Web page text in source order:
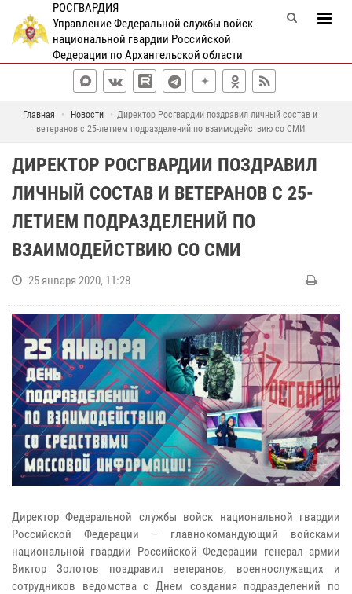
РОСГВАРДИЯ
Управление Федеральной службы войск
национальной гвардии Российской
Федерации по Архангельской области
Главная Новости
Директор Росгвардии поздравил личный состав и
ветеранов с 25-летием подразделений по взаимодействию со СМИ
ДИРЕКТОР РОСГВАРДИИ ПОЗДРАВИЛ
ЛИЧНЫЙ СОСТАВ И ВЕТЕРАНОВ С 25-
ЛЕТИЕМ ПОДРАЗДЕЛЕНИЙ ПО
ВЗАИМОДЕЙСТВИЮ СО СМИ
25 января 2020, 11:28
Директор Федеральной службы войск национальной гвардии
Российской Федерации – главнокомандующий войсками
национальной гвардии Российской Федерации генерал армии
Виктор Золотов поздравил ветеранов, военнослужащих и
сотрудников ведомства с Днем создания подразделений по